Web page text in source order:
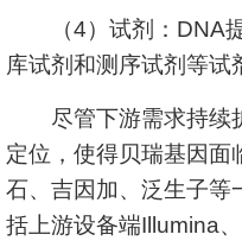
（4）试剂：DNA提
库试剂和测序试剂等试
尽管下游需求持续
定位，使得贝瑞基因面
石、吉因加、泛生子等
括上游设备端Illumina